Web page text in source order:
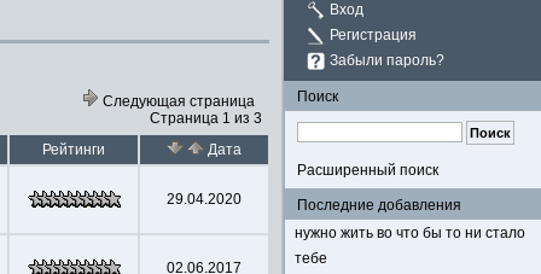
Вход
Регистрация
Забыли пароль?
Поиск
Расширенный поиск
Последние добавления
нужно жить во что бы то ни стало
тебе
Следующая страница
Страница 1 из 3
Рейтинги Дата
29.04.2020
02.06.2017